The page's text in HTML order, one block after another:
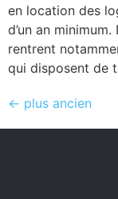
en location des
d’un an
rentrent
qui disposent de
← plus ancien